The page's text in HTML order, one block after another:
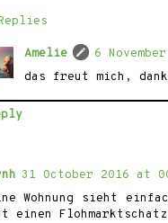
Amelie
6
das freut mich,
31 October 2016 at
Wohnung sieht
einen